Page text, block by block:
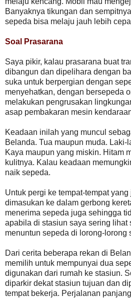
Banyaknya tikungan dan
sepeda bisa melaju jauh lebih
Soal Prasarana
Saya pikir, kalau prasarana buat
dibangun dan dipelihara dengan
suka untuk berpergian dengan
menyehatkan, dengan bersepeda
melakukan pengrusakan
asap pembakaran mesin
Keadaan inilah yang muncul
Belanda. Tua maupun muda. Laki-
Kaya maupun yang miskin. Hitam
kulitnya. Kalau keadaan
naik sepeda.
Untuk pergi ke tempat-tempat
dimasukan ke dalam gerbong
menerima sepeda juga sehingga
apabila di stasiun saya sering lihat
menuntun sepeda di lorong-lorong
Dari cerita beberapa rekan di
memilih untuk mempunyai dua
digunakan dari rumah ke stasiun.
diparkir dekat stasiun tujuan dan
tempat bekerja. Perjalanan